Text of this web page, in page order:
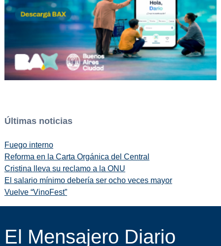
Últimas noticias
Fuego interno
Reforma en la Carta Orgánica del Central
Cristina lleva su reclamo a la ONU
El salario mínimo debería ser ocho veces mayor
Vuelve “VinoFest”
El Mensajero Diario